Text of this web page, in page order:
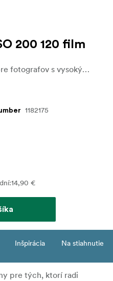
200 120 film
Jedinečný farebný film 120 pre fotografov s vysokým kontrastom, výrazným viditeľným zrnom a výraznými, živými farbami.
1182175
:14,90 €
Inšpirácia Na stiahnutie
pre tých, ktorí radi